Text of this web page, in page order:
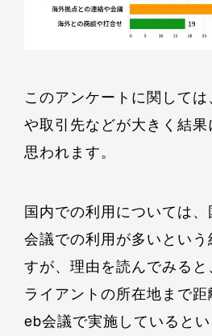
このアンケートに関して
や取引先などが大きく結果
思われます。
国内での利用については
会議での利用が多いという
すが、理由を読んでみる
ライアントの所在地まで
eb会議で実施していると